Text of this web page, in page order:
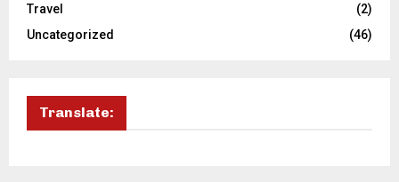
Travel
(2)
Uncategorized
(46)
Translate: